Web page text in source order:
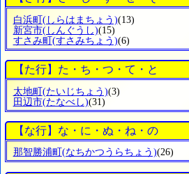
白浜町(しらはまちょう)(13)
新宮市(しんぐうし)(15)
すさみ町(すさみちょう)(6)
【た行】た・ち・つ・て・と
太地町(たいじちょう)(3)
田辺市(たなべし)(31)
【な行】な・に・ぬ・ね・の
那智勝浦町 (なちかつうらちょう)(26)